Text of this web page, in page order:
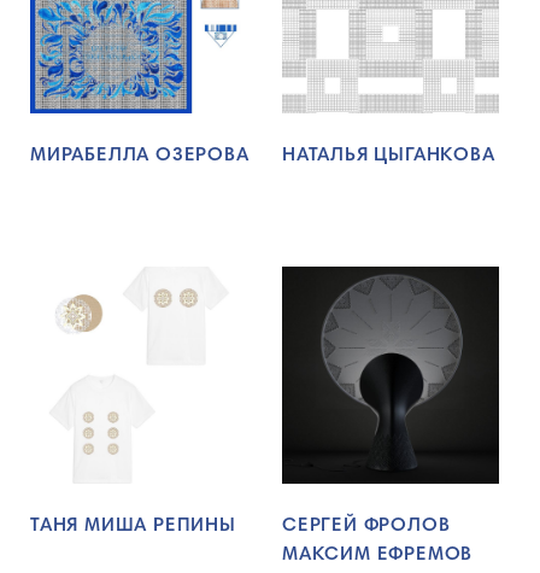
МИРАБЕЛЛА ОЗЕРОВА НАТАЛЬЯ ЦЫГАНКОВА
ТАНЯ МИША РЕПИНЫ
СЕРГЕЙ ФРОЛОВ
МАКСИМ ЕФРЕМОВ